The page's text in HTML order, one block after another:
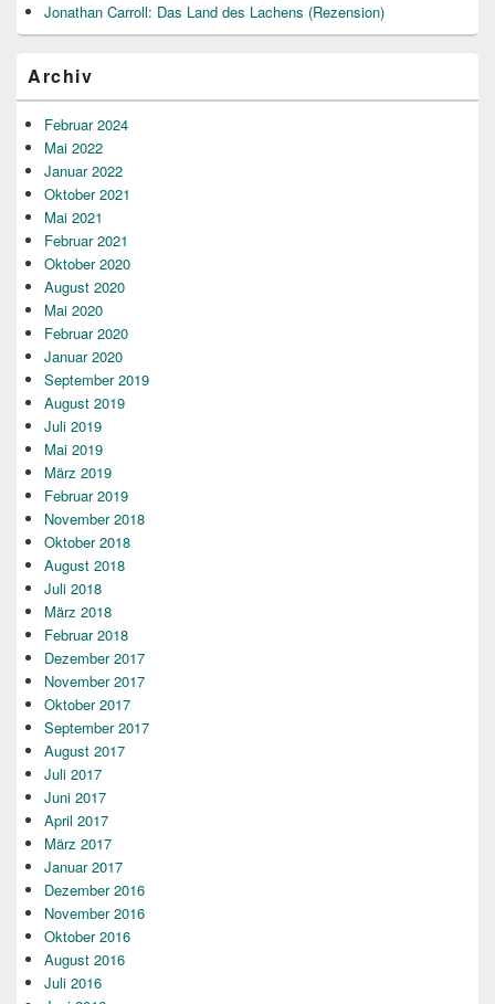
Jonathan Carroll: Das Land des Lachens (Rezension)
Archiv
Februar 2024
Mai 2022
Januar 2022
Oktober 2021
Mai 2021
Februar 2021
Oktober 2020
August 2020
Mai 2020
Februar 2020
Januar 2020
September 2019
August 2019
Juli 2019
Mai 2019
März 2019
Februar 2019
November 2018
Oktober 2018
August 2018
Juli 2018
März 2018
Februar 2018
Dezember 2017
November 2017
Oktober 2017
September 2017
August 2017
Juli 2017
Juni 2017
April 2017
März 2017
Januar 2017
Dezember 2016
November 2016
Oktober 2016
August 2016
Juli 2016